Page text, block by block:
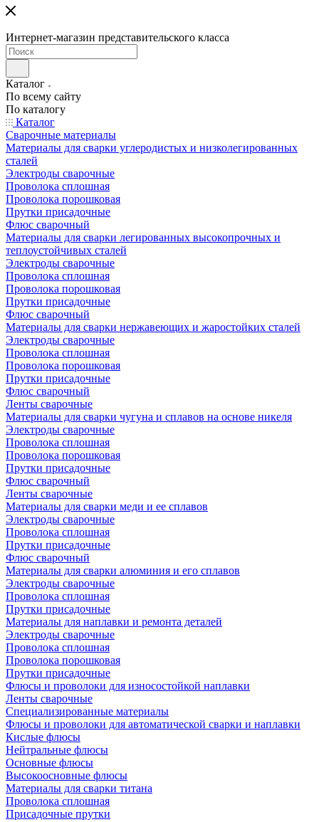
Интернет-магазин представительского класса
Каталог
По всему сайту
По каталогу
Каталог
Сварочные материалы
Материалы для сварки углеродистых и низколегированных
сталей
Электроды сварочные
Проволока сплошная
Проволока порошковая
Прутки присадочные
Флюс сварочный
Материалы для сварки легированных высокопрочных и
теплоустойчивых сталей
Электроды сварочные
Проволока сплошная
Проволока порошковая
Прутки присадочные
Флюс сварочный
Материалы для сварки нержавеющих и жаростойких сталей
Электроды сварочные
Проволока сплошная
Проволока порошковая
Прутки присадочные
Флюс сварочный
Ленты сварочные
Материалы для сварки чугуна и сплавов на основе никеля
Электроды сварочные
Проволока сплошная
Проволока порошковая
Прутки присадочные
Флюс сварочный
Ленты сварочные
Материалы для сварки меди и ее сплавов
Электроды сварочные
Проволока сплошная
Прутки присадочные
Флюс сварочный
Материалы для сварки алюминия и его сплавов
Электроды сварочные
Проволока сплошная
Прутки присадочные
Материалы для наплавки и ремонта деталей
Электроды сварочные
Проволока сплошная
Проволока порошковая
Прутки присадочные
Флюсы и проволоки для износостойкой наплавки
Ленты сварочные
Специализированные материалы
Флюсы и проволоки для автоматической сварки и наплавки
Кислые флюсы
Нейтральные флюсы
Основные флюсы
Высокоосновные флюсы
Материалы для сварки титана
Проволока сплошная
Присадочные прутки